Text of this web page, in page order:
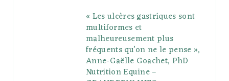
« Les ulcères gastriques sont
multiformes et
malheureusement plus
fréquents qu’on ne le pense »,
Anne-Gaëlle Goachet, PhD
Nutrition Equine –